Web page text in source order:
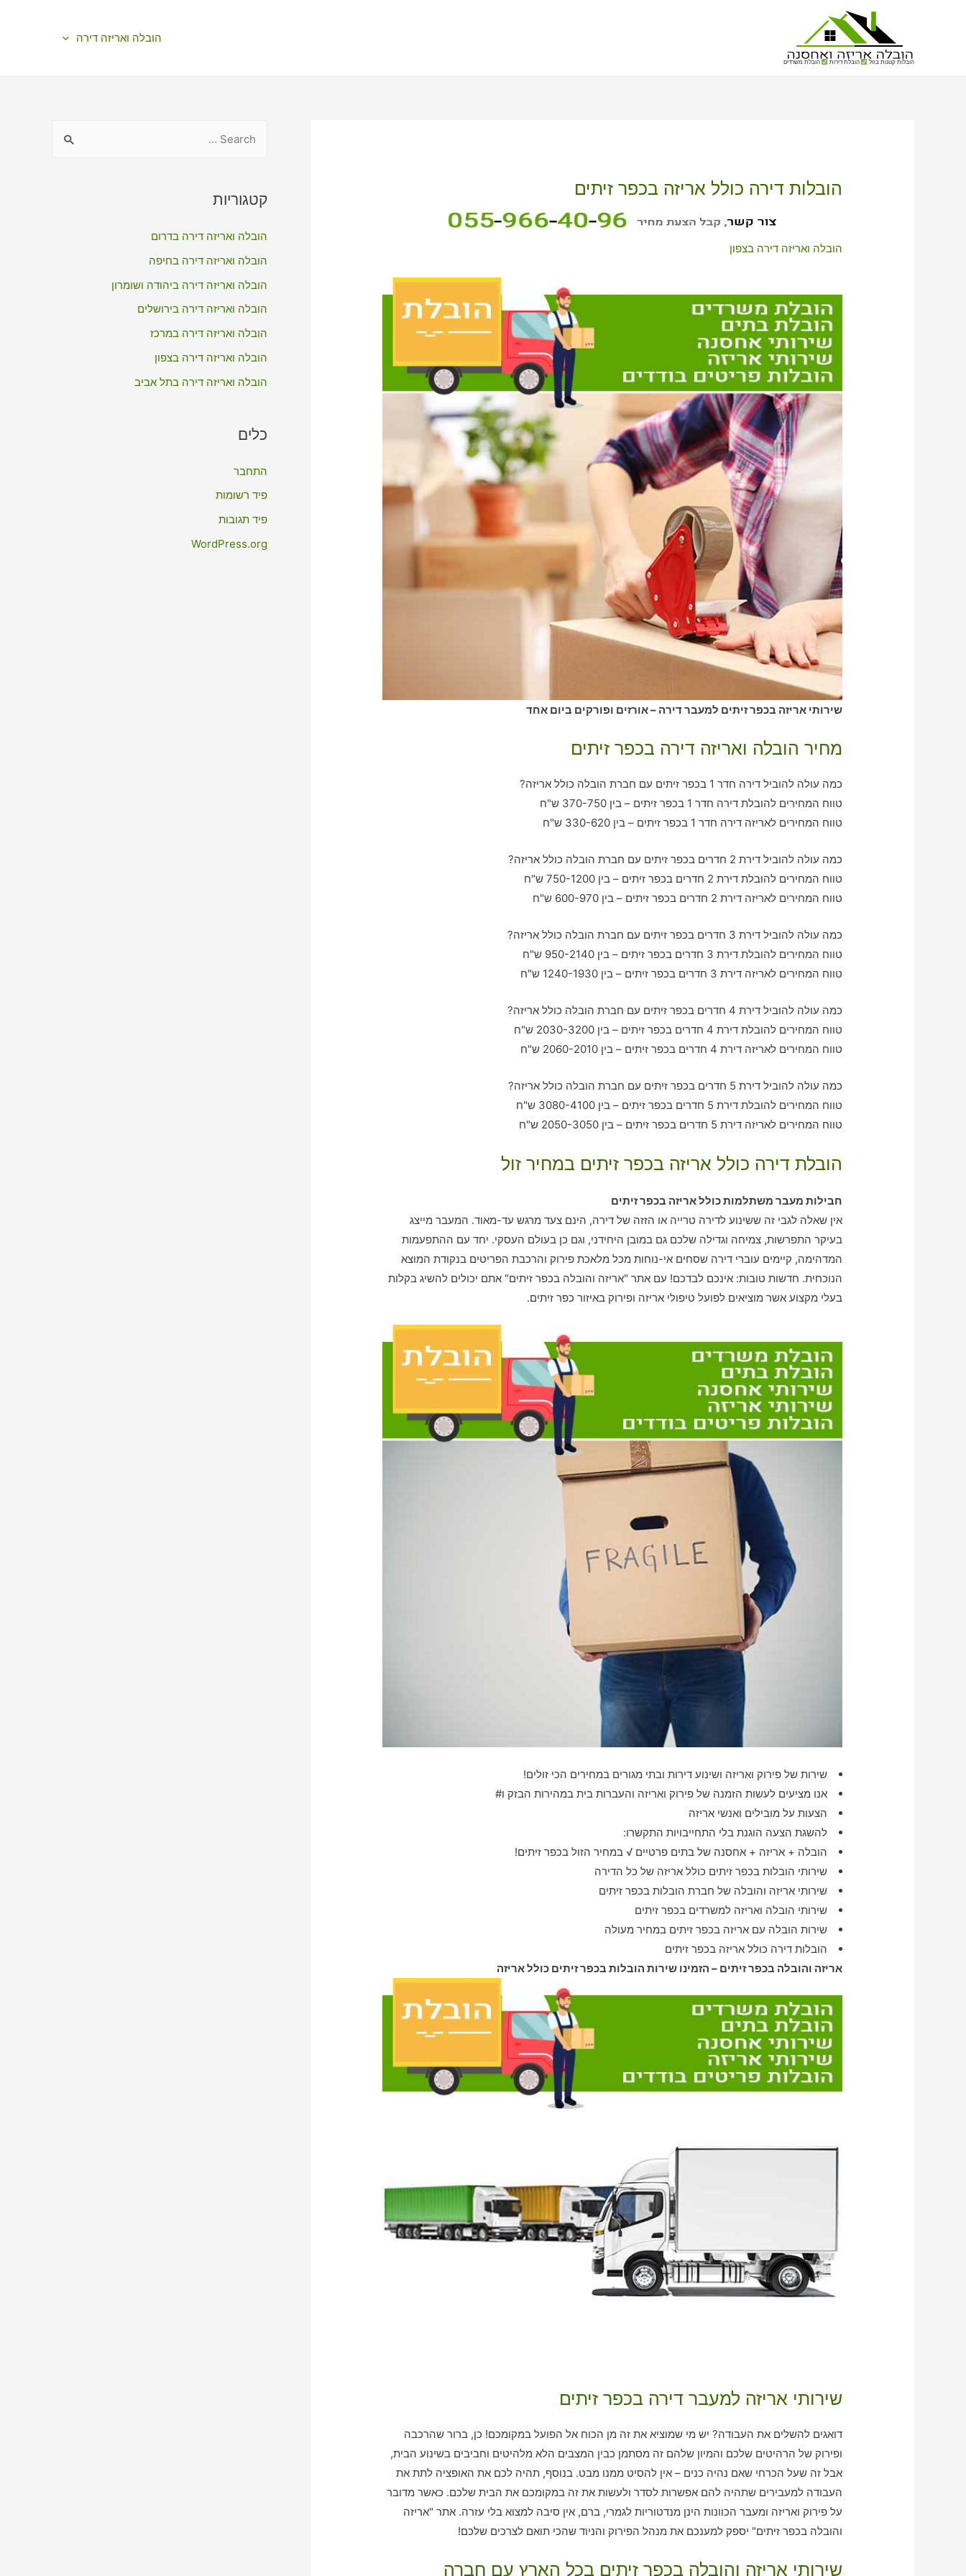
הובלות קטנות בזול הובלת דירות הובלת משרדים
הובלה ואריזה דירה
הובלות דירה כולל אריזה בכפר זיתים
הובלה ואריזה דירה בצפון
שירותי אריזה בכפר זיתים למעבר דירה – אורזים ופורקים ביום אחד
מחיר הובלה ואריזה דירה בכפר זיתים
כמה עולה להוביל דירה חדר 1 בכפר זיתים עם חברת הובלה כולל אריזה?
טווח המחירים להובלת דירה חדר 1 בכפר זיתים – בין 370-750 ש"ח
טווח המחירים לאריזה דירה חדר 1 בכפר זיתים – בין 330-620 ש"ח
כמה עולה להוביל דירת 2 חדרים בכפר זיתים עם חברת הובלה כולל אריזה?
טווח המחירים להובלת דירת 2 חדרים בכפר זיתים – בין 750-1200 ש"ח
טווח המחירים לאריזה דירת 2 חדרים בכפר זיתים – בין 600-970 ש"ח
כמה עולה להוביל דירת 3 חדרים בכפר זיתים עם חברת הובלה כולל אריזה?
טווח המחירים להובלת דירת 3 חדרים בכפר זיתים – בין 950-2140 ש"ח
טווח המחירים לאריזה דירת 3 חדרים בכפר זיתים – בין 1240-1930 ש"ח
כמה עולה להוביל דירת 4 חדרים בכפר זיתים עם חברת הובלה כולל אריזה?
טווח המחירים להובלת דירת 4 חדרים בכפר זיתים – בין 2030-3200 ש"ח
טווח המחירים לאריזה דירת 4 חדרים בכפר זיתים – בין 2060-2010 ש"ח
כמה עולה להוביל דירת 5 חדרים בכפר זיתים עם חברת הובלה כולל אריזה?
טווח המחירים להובלת דירת 5 חדרים בכפר זיתים – בין 3080-4100 ש"ח
טווח המחירים לאריזה דירת 5 חדרים בכפר זיתים – בין 2050-3050 ש"ח
הובלת דירה כולל אריזה בכפר זיתים במחיר זול
חבילות מעבר משתלמות כולל אריזה בכפר זיתים
אין שאלה לגבי זה ששינוע לדירה טרייה או הזזה של דירה, הינם צעד מרגש עד-מאוד. המעבר מייצג
בעיקר התפרשות, צמיחה וגדילה שלכם גם במובן היחידני, וגם כן בעולם העסקי. יחד עם ההתפעמות
המדהימה, קיימים עוברי דירה שסחים אי-נוחות מכל מלאכת פירוק והרכבת הפריטים בנקודת המוצא
הנוכחית. חדשות טובות: אינכם לבדכם! עם אתר "אריזה והובלה בכפר זיתים" אתם יכולים להשיג בקלות
בעלי מקצוע אשר מוציאים לפועל טיפולי אריזה ופירוק באיזור כפר זיתים.
שירות של פירוק ואריזה ושינוע דירות ובתי מגורים במחירים הכי זולים!
אנו מציעים לעשות הזמנה של פירוק ואריזה והעברות בית במהירות הבזק ו#
הצעות על מובילים ואנשי אריזה
להשגת הצעה הוגנת בלי התחייבויות התקשרו:
הובלה + אריזה + אחסנה של בתים פרטיים √ במחיר הזול בכפר זיתים!
שירותי הובלות בכפר זיתים כולל אריזה של כל הדירה
שירותי אריזה והובלה של חברת הובלות בכפר זיתים
שירותי הובלה ואריזה למשרדים בכפר זיתים
שירות הובלה עם אריזה בכפר זיתים במחיר מעולה
הובלות דירה כולל אריזה בכפר זיתים
אריזה והובלה בכפר זיתים – הזמינו שירות הובלות בכפר זיתים כולל אריזה
שירותי אריזה למעבר דירה בכפר זיתים
דואגים להשלים את העבודה? יש מי שמוציא את זה מן הכוח אל הפועל במקומכם! כן, ברור שהרכבה
ופירוק של הרהיטים שלכם והמיון שלהם זה מסתמן כבין המצבים הלא מלהיטים וחביבים בשינוע הבית,
אבל זה שעל הכרחי שאם נהיה כנים – אין להסיט ממנו מבט. בנוסף, תהיה לכם את האופציה לתת את
העבודה למעבירים שתהיה להם אפשרות לסדר ולעשות את זה במקומכם את הבית שלכם. כאשר מדובר
על פירוק ואריזה ומעבר הכוונות הינן מנדטוריות לגמרי, ברם, אין סיבה למצוא בלי עזרה. אתר "אריזה
והובלה בכפר זיתים" יספק למענכם את מנהל הפירוק והניוד שהכי תואם לצרכים שלכם!
שירותי אריזה והובלה בכפר זיתים בכל הארץ עם חברה
r
h
f
o
קטגוריות
הובלה ואריזה דירה בדרום
הובלה ואריזה דירה בחיפה
הובלה ואריזה דירה ביהודה ושומרון
הובלה ואריזה דירה בירושלים
הובלה ואריזה דירה במרכז
הובלה ואריזה דירה בצפון
הובלה ואריזה דירה בתל אביב
כלים
התחבר
פיד רשומות
פיד תגובות
WordPress.org